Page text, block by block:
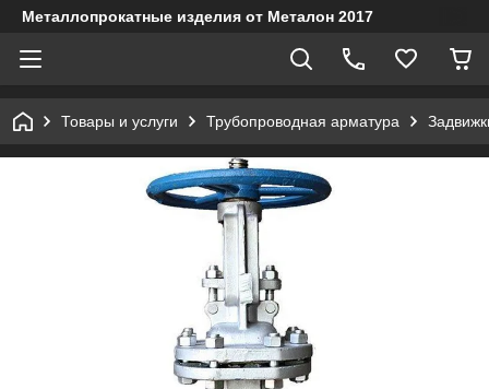
Металлопрокатные изделия от Металон 2017
Товары и услуги Трубопроводная арматура